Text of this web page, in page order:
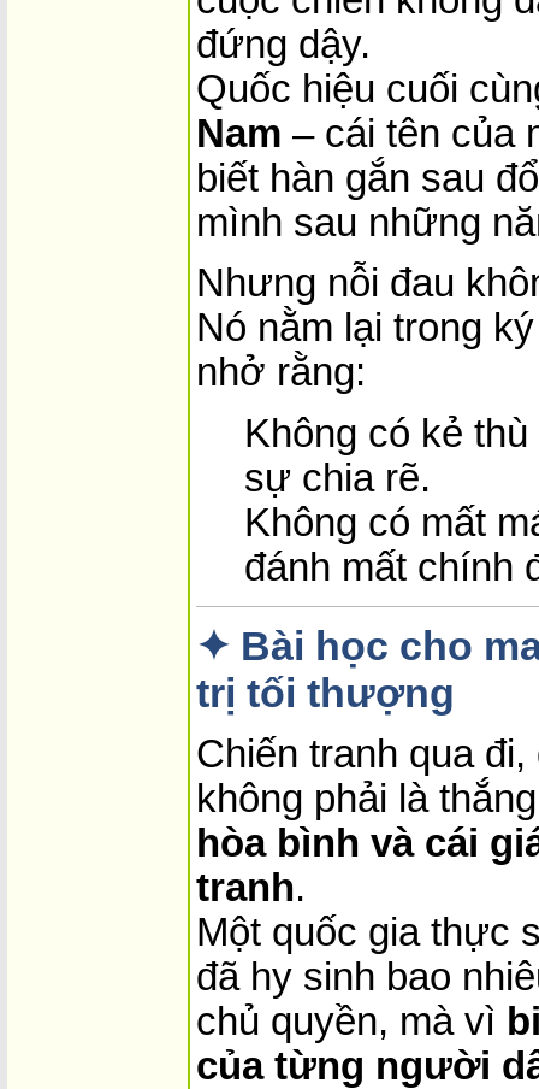
đứng dậy.
Quốc hiệu cuối
Nam – cái tên của
biết hàn gắn sau
mình sau những
Nhưng nỗi đau
Nó nằm lại trong
nhở rằng:
Không có kẻ
sự chia rẽ.
Không có mất
đánh mất chính
✦ Bài học cho
trị tối thượng
Chiến tranh qua
không phải là
hòa bình và cái
tranh.
Một quốc gia thực
đã hy sinh bao
chủ quyền, mà vì
của từng người